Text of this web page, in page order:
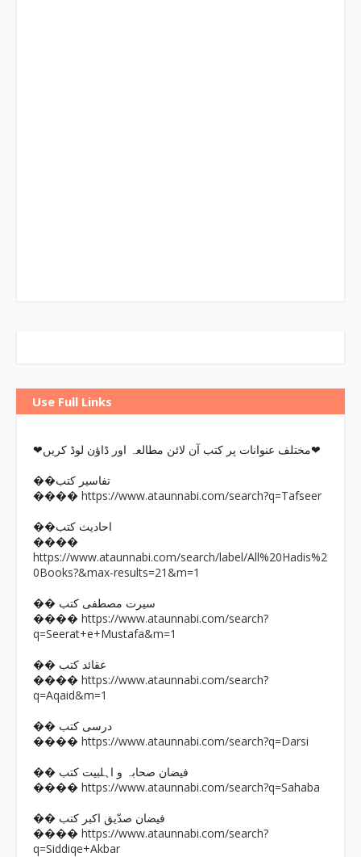
Use Full Links
❤مختلف عنوانات پر کتب آن لائن مطالعہ اور ڈاؤن لوڈ کریں❤
��تفاسیر کتب
���� https://www.ataunnabi.com/search?q=Tafseer
��احادیث کتب
����
https://www.ataunnabi.com/search/label/All%20Hadis%2
0Books?&max-results=21&m=1
�� سیرت مصطفی کتب
���� https://www.ataunnabi.com/search?
q=Seerat+e+Mustafa&m=1
�� عقائد کتب
���� https://www.ataunnabi.com/search?
q=Aqaid&m=1
�� درسی کتب
���� https://www.ataunnabi.com/search?q=Darsi
�� فیضان صحابہ و اہلبیت کتب
���� https://www.ataunnabi.com/search?q=Sahaba
�� فیضان صدّیق اکبر کتب
���� https://www.ataunnabi.com/search?
q=Siddiqe+Akbar